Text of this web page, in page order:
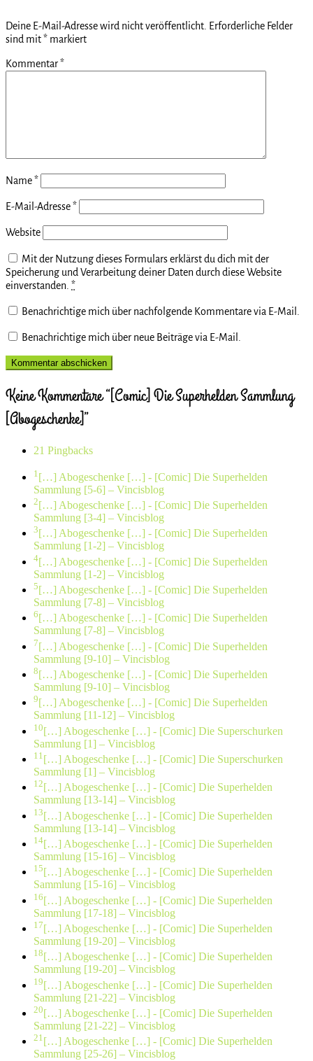
Deine E-Mail-Adresse wird nicht veröffentlicht. Erforderliche Felder
sind mit* markiert
Kommentar*
Name*
E-Mail-Adresse*
Website
Mit der Nutzung dieses Formulars erklärst du dich mit der
Speicherung und Verarbeitung deiner Daten durch diese Website
einverstanden. *
Benachrichtige mich über nachfolgende Kommentare via E-Mail.
Benachrichtige mich über neue Beiträge via E-Mail.
Keine Kommentare “[Comic] Die Superhelden Sammlung
[Abogeschenke]”
21 Pingbacks
1 […] Abogeschenke […] - [Comic] Die Superhelden
Sammlung [5-6] – Vincisblog
2[…] Abogeschenke […] - [Comic] Die Superhelden
Sammlung [3-4] – Vincisblog
3 […] Abogeschenke […] - [Comic] Die Superhelden
Sammlung [1-2] – Vincisblog
4[…] Abogeschenke […] - [Comic] Die Superhelden
Sammlung [1-2] – Vincisblog
5[…] Abogeschenke […] - [Comic] Die Superhelden
Sammlung [7-8] – Vincisblog
6 […] Abogeschenke […] - [Comic] Die Superhelden
Sammlung [7-8] – Vincisblog
7[…] Abogeschenke […] - [Comic] Die Superhelden
Sammlung [9-10] – Vincisblog
8[…] Abogeschenke […] - [Comic] Die Superhelden
Sammlung [9-10] – Vincisblog
9 […] Abogeschenke […] - [Comic] Die Superhelden
Sammlung [11-12] – Vincisblog
10[…] Abogeschenke […] - [Comic] Die Superschurken
Sammlung [1] – Vincisblog
11 […] Abogeschenke […] - [Comic] Die Superschurken
Sammlung [1] – Vincisblog
12[…] Abogeschenke […] - [Comic] Die Superhelden
Sammlung [13-14] – Vincisblog
13[…] Abogeschenke […] - [Comic] Die Superhelden
Sammlung [13-14] – Vincisblog
14[…] Abogeschenke […] - [Comic] Die Superhelden
Sammlung [15-16] – Vincisblog
15[…] Abogeschenke […] - [Comic] Die Superhelden
Sammlung [15-16] – Vincisblog
16[…] Abogeschenke […] - [Comic] Die Superhelden
Sammlung [17-18] – Vincisblog
17[…] Abogeschenke […] - [Comic] Die Superhelden
Sammlung [19-20] – Vincisblog
18[…] Abogeschenke […] - [Comic] Die Superhelden
Sammlung [19-20] – Vincisblog
19[…] Abogeschenke […] - [Comic] Die Superhelden
Sammlung [21-22] – Vincisblog
20[…] Abogeschenke […] - [Comic] Die Superhelden
Sammlung [21-22] – Vincisblog
21[…] Abogeschenke […] - [Comic] Die Superhelden
Sammlung [25-26] – Vincisblog